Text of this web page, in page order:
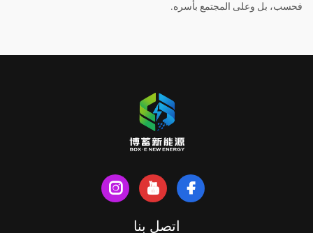
فحسب، بل وعلى المجتمع بأسره.
اتصل بنا